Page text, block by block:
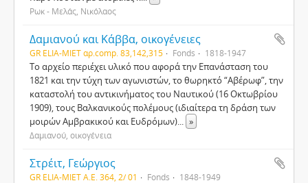
Ρωκ - Μελάς, Νικόλαος
Δαμιανού και Κάββα, οικογένειες
GR ELIA-MIET αρ.comp. 83,142,315 Fonds 1818-1947
Το αρχείο περιέχει υλικό που αφορά την Επανάσταση του
1821 και την τύχη των αγωνιστών, το θωρηκτό “Αβέρωφ”, την
καταστολή του αντικινήματος του Ναυτικού (16 Οκτωβρίου
1909), τους Βαλκανικούς πολέμους (ιδιαίτερα τη δράση των
μοιρών Αμβρακικού και Ευδρόμων)... »
Δαμιανού, οικογένεια
Στρέιτ, Γεώργιος
GR ELIA-MIET A.E. 364, 2/ 01 Fonds 1848-1949